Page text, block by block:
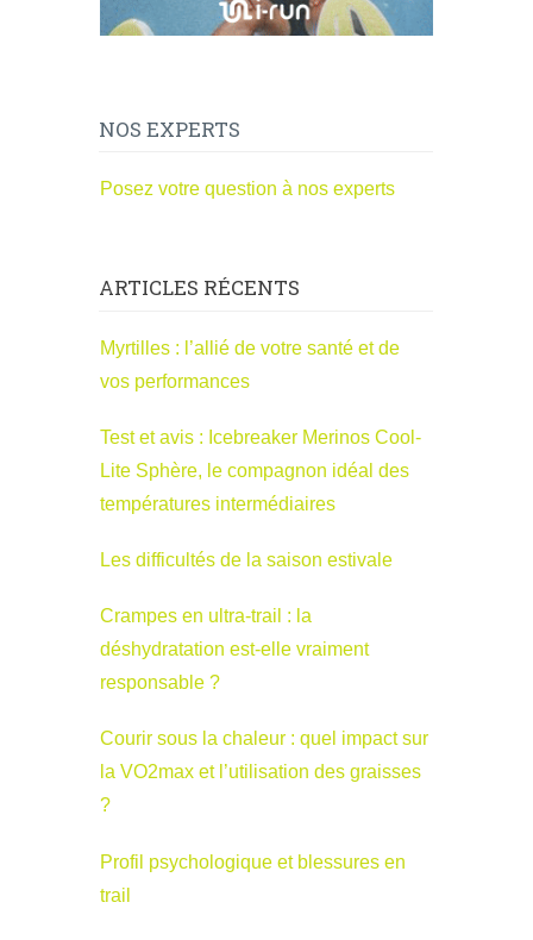
NOS EXPERTS
Posez votre question à nos experts
ARTICLES RÉCENTS
Myrtilles : l’allié de votre santé et de
vos performances
Test et avis : Icebreaker Merinos Cool-
Lite Sphère, le compagnon idéal des
températures intermédiaires
Les difficultés de la saison estivale
Crampes en ultra-trail : la
déshydratation est-elle vraiment
responsable ?
Courir sous la chaleur : quel impact sur
la VO2max et l’utilisation des graisses
?
Profil psychologique et blessures en
trail